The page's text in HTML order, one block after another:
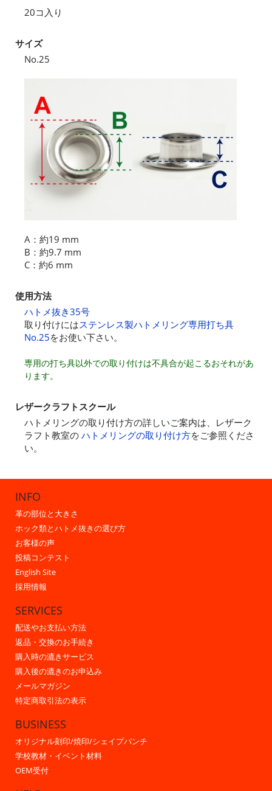
20コ入り
サイズ
No.25
A：約19 mm
B：約9.7 mm
C：約6 mm
使用方法
ハトメ抜き35号
取り付けにはステンレス製ハトメリング専用打ち具
No.25をお使い下さい。
専用の打ち具以外での取り付けは不具合が起こるおそれがあ
ります。
レザークラフトスクール
ハトメリングの取り付け方の詳しいご案内は、レザーク
ラフト教室の ハトメリングの取り付け方をご参照くださ
い。
INFO
革の部位と大きさ
ホック類とハトメ抜きの選び方
お客様の声
投稿コンテスト
English Site
採用情報
SERVICES
配送やお支払い方法
返品・交換のお手続き
購入時の漉きサービス
購入後の漉きのお申込み
メールマガジン
特定商取引法の表示
BUSINESS
オリジナル刻印/焼印/シェイプパンチ
学校教材・イベント材料
OEM受付